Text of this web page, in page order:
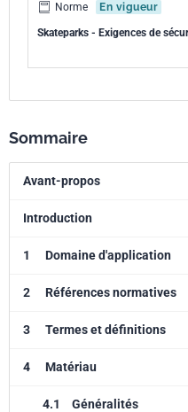
Norme
En vigueur
Skateparks - Exigences de
Sommaire
Avant-propos
Introduction
1 Domaine d'application
2 Références normatives
3 Termes et définitions
4 Matériau
4.1 Généralités